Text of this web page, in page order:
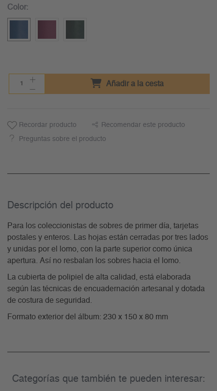
Color:
Añadir a la cesta
Recordar producto Recomendar este producto
Preguntas sobre el producto
Descripción del producto
Para los coleccionistas de sobres de primer día, tarjetas
postales y enteros. Las hojas están cerradas por tres lados
y unidas por el lomo, con la parte superior como única
apertura. Así no resbalan los sobres hacia el lomo.
La cubierta de polipiel de alta calidad, está elaborada
según las técnicas de encuadernación artesanal y dotada
de costura de seguridad.
Formato exterior del álbum: 230 x 150 x 80 mm
Categorías que también te pueden interesar: